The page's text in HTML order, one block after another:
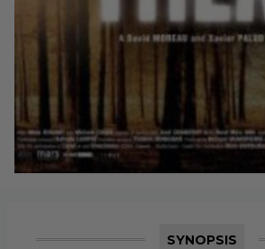
SYNOPSIS